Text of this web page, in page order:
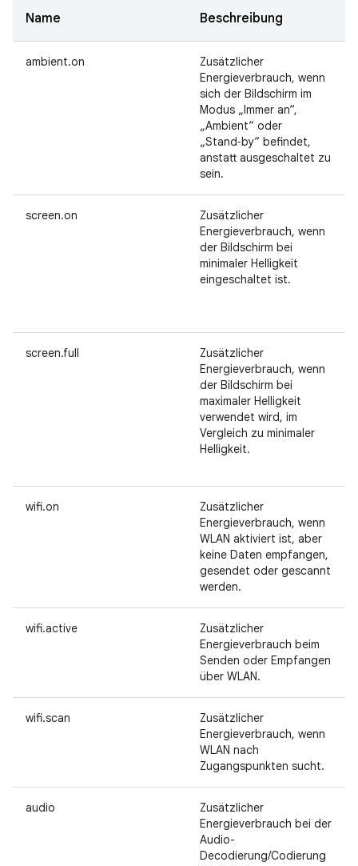
Name Beschreibung
ambient.on
Zusätzlicher
Energieverbrauch, wenn
sich der Bildschirm im
Modus „Immer an“,
„Ambient“ oder
„Stand‑by“ befindet,
anstatt ausgeschaltet zu
sein.
screen.on
Zusätzlicher
Energieverbrauch, wenn
der Bildschirm bei
minimaler Helligkeit
eingeschaltet ist.
screen.full
Zusätzlicher
Energieverbrauch, wenn
der Bildschirm bei
maximaler Helligkeit
verwendet wird, im
Vergleich zu minimaler
Helligkeit.
wifi.on
Zusätzlicher
Energieverbrauch, wenn
WLAN aktiviert ist, aber
keine Daten empfangen,
gesendet oder gescannt
werden.
wifi.active
Zusätzlicher
Energieverbrauch beim
Senden oder Empfangen
über WLAN.
wifi.scan
Zusätzlicher
Energieverbrauch, wenn
WLAN nach
Zugangspunkten sucht.
audio
Zusätzlicher
Energieverbrauch bei der
Audio-
Decodierung/Codierung